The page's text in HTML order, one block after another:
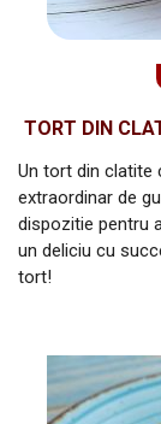
TORT DIN
Un tort din clatite
extraordinar de
dispozitie pentru
un deliciu cu
tort!